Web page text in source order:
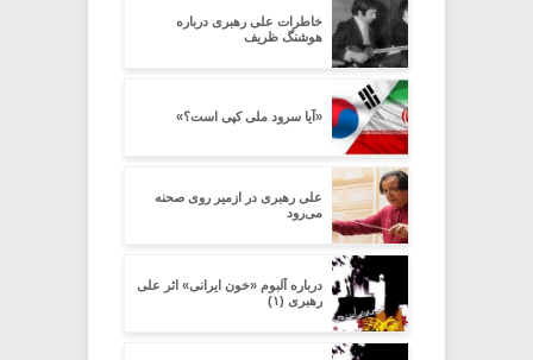
خاطرات علی رهبری درباره
هوشنگ ظریف
«آیا سرود ملی کپی است؟»
علی رهبری در ازمیر روی صحنه
می‌رود
درباره آلبوم «خون ایرانی» اثر علی
رهبری (۱)